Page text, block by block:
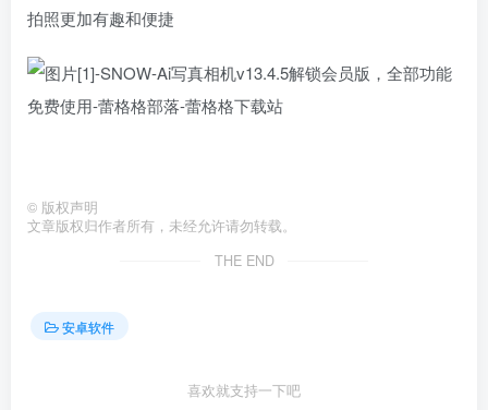
拍照更加有趣和便捷‌
© 版权声明
文章版权归作者所有，未经允许请勿转载。
THE END
安卓软件
喜欢就支持一下吧